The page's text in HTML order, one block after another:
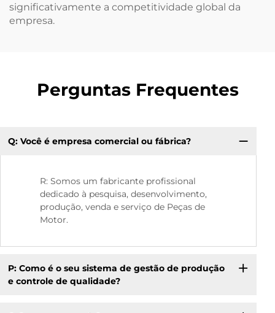
significativamente a competitividade global da
empresa.
Perguntas Frequentes
Q: Você é empresa comercial ou fábrica?
R: Somos um fabricante profissional
dedicado à pesquisa, desenvolvimento,
produção, venda e serviço de Peças de
Motor.
P: Como é o seu sistema de gestão de produção
e controle de qualidade?